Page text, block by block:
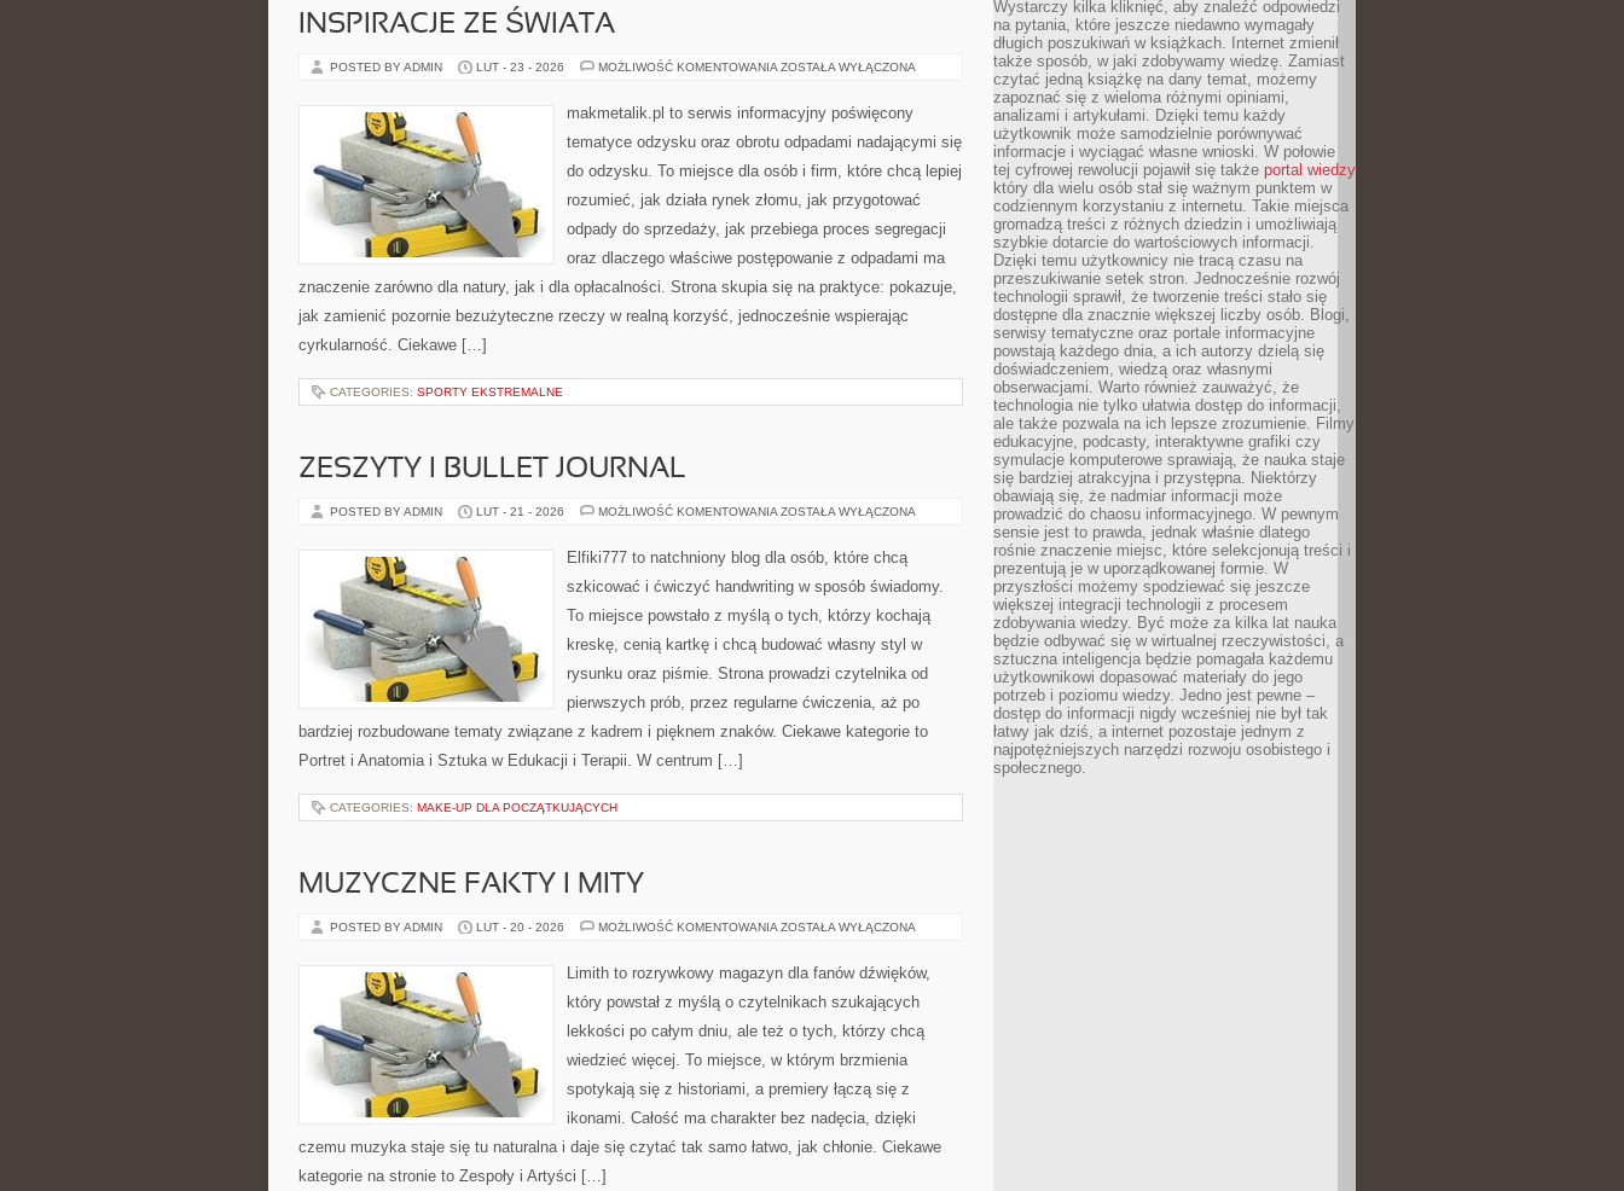
INSPIRACJE ZE ŚWIATA
POSTED BY ADMIN LUT - 23 - 2026 MOŻLIWOŚĆ KOMENTOWANIA INSPIRACJE
ZOSTAŁA WYŁĄCZONA
makmetalik.pl to serwis informacyjny poświęcony
tematyce odzysku oraz obrotu odpadami nadającymi się
do odzysku. To miejsce dla osób i firm, które chcą lepiej
rozumieć, jak działa rynek złomu, jak przygotować
odpady do sprzedaży, jak przebiega proces segregacji
oraz dlaczego właściwe postępowanie z odpadami ma
znaczenie zarówno dla natury, jak i dla opłacalności. Strona skupia się na praktyce: pokazuje,
jak zamienić pozornie bezużyteczne rzeczy w realną korzyść, jednocześnie wspierając
cyrkularność. Ciekawe […]
CATEGORIES: SPORTY EKSTREMALNE
ZESZYTY I BULLET JOURNAL
POSTED BY ADMIN LUT - 21 - 2026 MOŻLIWOŚĆ KOMENTOWANIA ZESZYTY
JOURNAL
ZOSTAŁA WYŁĄCZONA
Elfiki777 to natchniony blog dla osób, które chcą
szkicować i ćwiczyć handwriting w sposób świadomy.
To miejsce powstało z myślą o tych, którzy kochają
kreskę, cenią kartkę i chcą budować własny styl w
rysunku oraz piśmie. Strona prowadzi czytelnika od
pierwszych prób, przez regularne ćwiczenia, aż po
bardziej rozbudowane tematy związane z kadrem i pięknem znaków. Ciekawe kategorie to
Portret i Anatomia i Sztuka w Edukacji i Terapii. W centrum […]
CATEGORIES: MAKE-UP DLA POCZĄTKUJĄCYCH
MUZYCZNE FAKTY I MITY
POSTED BY ADMIN LUT - 20 - 2026 MOŻLIWOŚĆ KOMENTOWANIA MUZYCZNE
MITY
ZOSTAŁA WYŁĄCZONA
Limith to rozrywkowy magazyn dla fanów dźwięków,
który powstał z myślą o czytelnikach szukających
lekkości po całym dniu, ale też o tych, którzy chcą
wiedzieć więcej. To miejsce, w którym brzmienia
spotykają się z historiami, a premiery łączą się z
ikonami. Całość ma charakter bez nadęcia, dzięki
czemu muzyka staje się tu naturalna i daje się czytać tak samo łatwo, jak chłonie. Ciekawe
kategorie na stronie to Zespoły i Artyści […]
Wystarczy kilka kliknięć, aby znaleźć odpowiedzi
na pytania, które jeszcze niedawno wymagały
długich poszukiwań w książkach. Internet zmienił
także sposób, w jaki zdobywamy wiedzę. Zamiast
czytać jedną książkę na dany temat, możemy
zapoznać się z wieloma różnymi opiniami,
analizami i artykułami. Dzięki temu każdy
użytkownik może samodzielnie porównywać
informacje i wyciągać własne wnioski. W połowie
tej cyfrowej rewolucji pojawił się także portal wiedzy
który dla wielu osób stał się ważnym punktem w
codziennym korzystaniu z internetu. Takie miejsca
gromadzą treści z różnych dziedzin i umożliwiają
szybkie dotarcie do wartościowych informacji.
Dzięki temu użytkownicy nie tracą czasu na
przeszukiwanie setek stron. Jednocześnie rozwój
technologii sprawił, że tworzenie treści stało się
dostępne dla znacznie większej liczby osób. Blogi,
serwisy tematyczne oraz portale informacyjne
powstają każdego dnia, a ich autorzy dzielą się
doświadczeniem, wiedzą oraz własnymi
obserwacjami. Warto również zauważyć, że
technologia nie tylko ułatwia dostęp do informacji,
ale także pozwala na ich lepsze zrozumienie. Filmy
edukacyjne, podcasty, interaktywne grafiki czy
symulacje komputerowe sprawiają, że nauka staje
się bardziej atrakcyjna i przystępna. Niektórzy
obawiają się, że nadmiar informacji może
prowadzić do chaosu informacyjnego. W pewnym
sensie jest to prawda, jednak właśnie dlatego
rośnie znaczenie miejsc, które selekcjonują treści i
prezentują je w uporządkowanej formie. W
przyszłości możemy spodziewać się jeszcze
większej integracji technologii z procesem
zdobywania wiedzy. Być może za kilka lat nauka
będzie odbywać się w wirtualnej rzeczywistości, a
sztuczna inteligencja będzie pomagała każdemu
użytkownikowi dopasować materiały do jego
potrzeb i poziomu wiedzy. Jedno jest pewne –
dostęp do informacji nigdy wcześniej nie był tak
łatwy jak dziś, a internet pozostaje jednym z
najpotężniejszych narzędzi rozwoju osobistego i
społecznego.